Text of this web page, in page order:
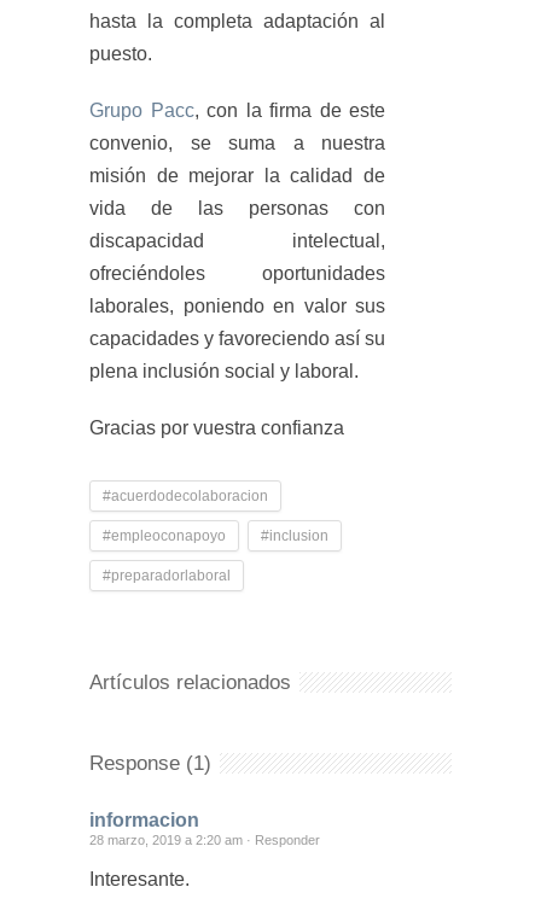
hasta la completa adaptación al
puesto.
Grupo Pacc, con la firma de este
convenio, se suma a nuestra
misión de mejorar la calidad de
vida de las personas con
discapacidad intelectual,
ofreciéndoles oportunidades
laborales, poniendo en valor sus
capacidades y favoreciendo así su
plena inclusión social y laboral.
Gracias por vuestra confianza
#acuerdodecolaboracion
#empleoconapoyo #inclusion
#preparadorlaboral
Artículos relacionados
Response (1)
informacion
28 marzo, 2019 a 2:20 am · Responder
Interesante.